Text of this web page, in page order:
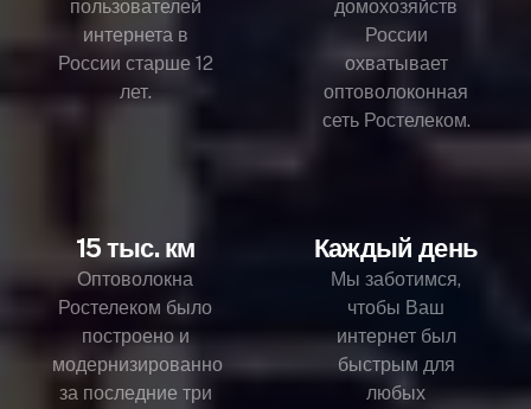
пользователей
интернета в
России старше 12
лет.
домохозяйств
России
охватывает
оптоволоконная
сеть Ростелеком.
15 тыс. км
Оптоволокна
Ростелеком было
построено и
модернизированно
за последние три
Каждый день
Мы заботимся,
чтобы Ваш
интернет был
быстрым для
любых